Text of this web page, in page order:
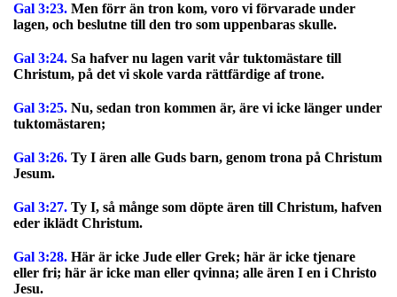
Gal 3:23. Men förr än tron kom, voro vi förvarade under
lagen, och beslutne till den tro som uppenbaras skulle.
Gal 3:24. Sa hafver nu lagen varit vår tuktomästare till
Christum, på det vi skole varda rättfärdige af trone.
Gal 3:25. Nu, sedan tron kommen är, äre vi icke länger under
tuktomästaren;
Gal 3:26. Ty I ären alle Guds barn, genom trona på Christum
Jesum.
Gal 3:27. Ty I, så månge som döpte ären till Christum, hafven
eder iklädt Christum.
Gal 3:28. Här är icke Jude eller Grek; här är icke tjenare
eller fri; här är icke man eller qvinna; alle ären I en i Christo
Jesu.